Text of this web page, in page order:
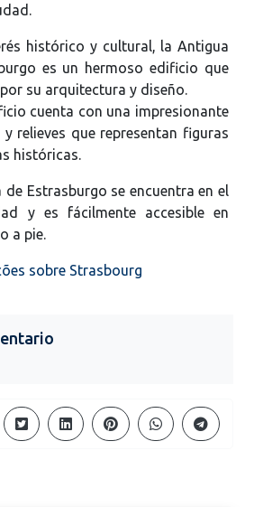
histórico y cultural, la Antigua
es un hermoso edificio que
su arquitectura y diseño.
cuenta con una impresionante
relieves que representan figuras
históricas.
Estrasburgo se encuentra en el
y es fácilmente accesible en
a pie.
sobre Strasbourg